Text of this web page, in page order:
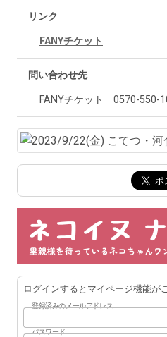
リンク
FANYチケット
問い合わせ先
FANYチケット 0570-550-
ログインするとマイページ機能が
登録済みのメールアドレス
パスワード